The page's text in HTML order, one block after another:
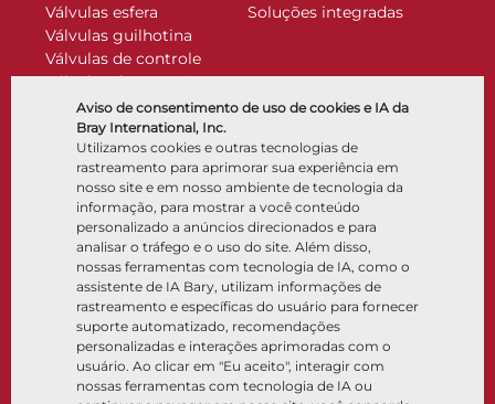
Aviso de consentimento de uso de cookies e IA da
Bray International, Inc.
Utilizamos cookies e outras tecnologias de
rastreamento para aprimorar sua experiência em
nosso site e em nosso ambiente de tecnologia da
informação, para mostrar a você conteúdo
personalizado a anúncios direcionados e para
analisar o tráfego e o uso do site. Além disso,
nossas ferramentas com tecnologia de IA, como o
assistente de IA Bary, utilizam informações de
rastreamento e específicas do usuário para fornecer
suporte automatizado, recomendações
personalizadas e interações aprimoradas com o
usuário. Ao clicar em "Eu aceito", interagir com
nossas ferramentas com tecnologia de IA ou
Válvulas esfera
Válvulas guilhotina
Válvulas de controle
Válvulas de retenção
Atuadores
Acessórios de controle
Criogênico
Soluções integradas
Empresa
Sobre
Locais
Parceria
Sustentabilidade
Portal do cliente
Recursos
Documentos
Centro de conhecimento
Software
Seleção de materiais